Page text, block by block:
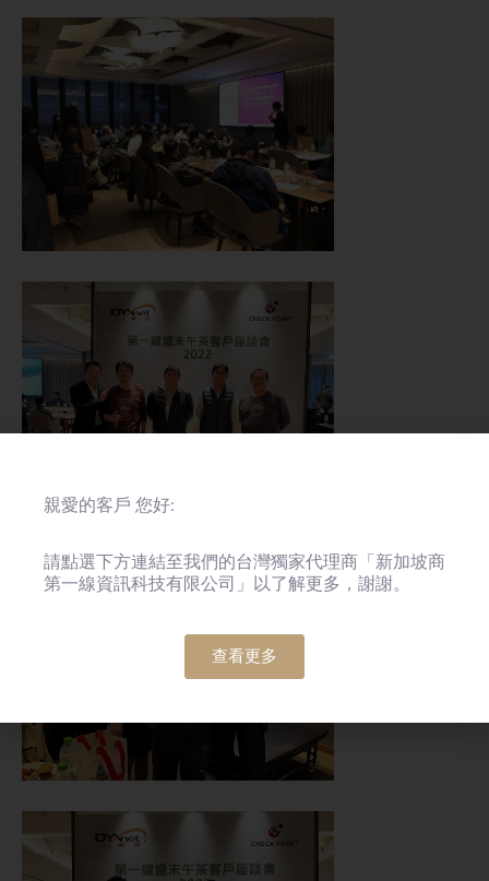
親愛的客戶 您好:
請點選下方連結至我們的台灣獨家代理商「新加坡商
第一線資訊科技有限公司」以了解更多，謝謝。
查看更多